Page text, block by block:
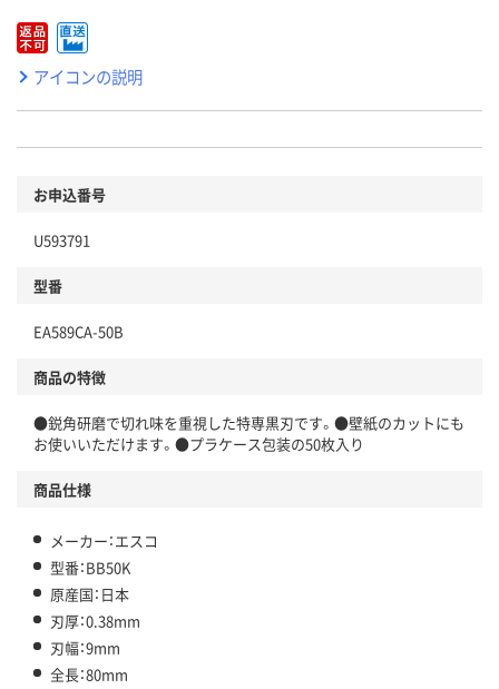
アイコンの説明
お申込番号
U593791
型番
EA589CA-50B
商品の特徴
●鋭角研磨で切れ味を重視した特専黒刃です。●壁紙のカットにも
お使いいただけます。●プラケース包装の50枚入り
商品仕様
メーカー：エスコ
型番：BB50K
原産国：日本
刃厚：0.38mm
刃幅：9mm
全長：80mm